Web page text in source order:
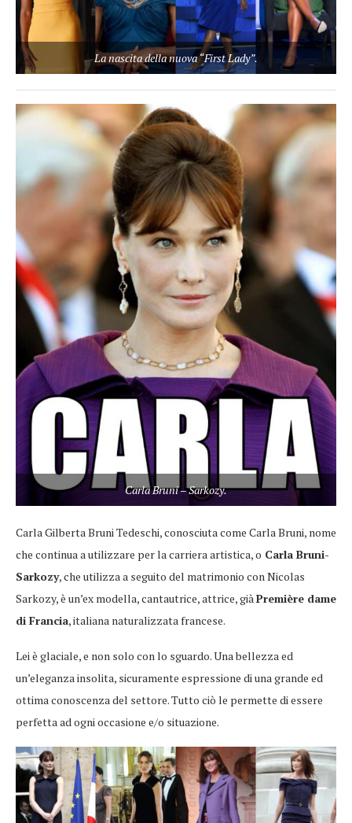
La nascita della nuova “First Lady”.
Carla Bruni – Sarkozy.
Carla Gilberta Bruni Tedeschi, conosciuta come Carla Bruni, nome
che continua a utilizzare per la carriera artistica, o Carla Bruni-
Sarkozy, che utilizza a seguito del matrimonio con Nicolas
Sarkozy, è un’ex modella, cantautrice, attrice, già Première dame
di Francia, italiana naturalizzata francese.
Lei è glaciale, e non solo con lo sguardo. Una bellezza ed
un’eleganza insolita, sicuramente espressione di una grande ed
ottima conoscenza del settore. Tutto ciò le permette di essere
perfetta ad ogni occasione e/o situazione.